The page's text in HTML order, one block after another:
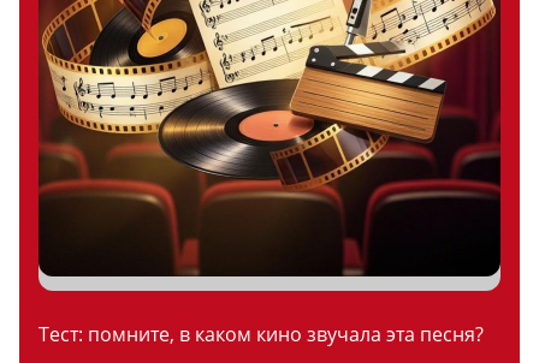
Тест: помните, в каком кино звучала эта песня?